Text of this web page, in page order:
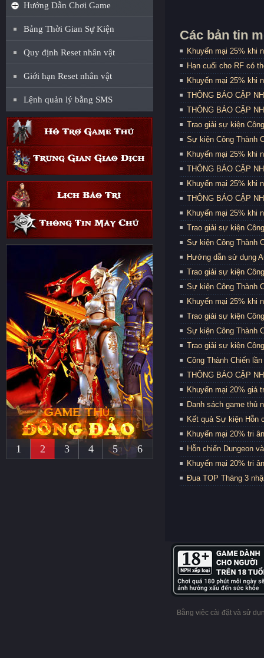
Hướng Dẫn Chơi Game
Bảng Thời Gian Sự Kiện
Quy định Reset nhân vật
Giới hạn Reset nhân vật
Lệnh quản lý bằng SMS
1 2 3 4 5 6
Các bản tin
Khuyến mại 25% khi
Hạn cuối cho RF có
Khuyến mại 25% khi
THÔNG BÁO CẬP
THÔNG BÁO CẬP
Trao giải sự kiện
Sự kiện Công Thành
Khuyến mại 25% khi
THÔNG BÁO CẬP
Khuyến mại 25% khi
THÔNG BÁO CẬP
Khuyến mại 25% khi
Trao giải sự kiện
Sự kiện Công Thành
Hướng dẫn sử dụng
Trao giải sự kiện
Sự kiện Công Thành
Khuyến mại 25% khi
Trao giải sự kiện
Sự kiện Công Thành
Trao giải sự kiện
Công Thành Chiến
THÔNG BÁO CẬP
Khuyến mại 20% giá
Danh sách game thủ
Kết quả Sự kiện Hỗn
Khuyến mại 20% tri
Hỗn chiến Dungeon
Khuyến mại 20% tri
Đua TOP Tháng 3
Bằng việc cài đặt và sử